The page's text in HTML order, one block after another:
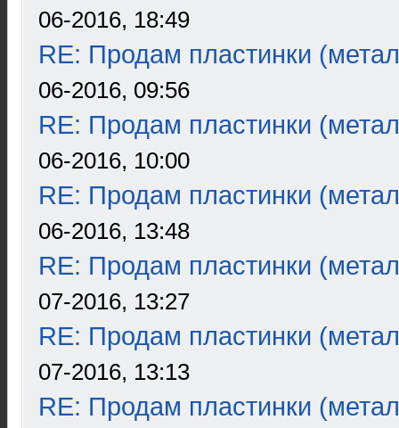
06-2016, 18:49
RE: Продам пластинки
06-2016, 09:56
RE: Продам пластинки
06-2016, 10:00
RE: Продам пластинки
06-2016, 13:48
RE: Продам пластинки
07-2016, 13:27
RE: Продам пластинки
07-2016, 13:13
RE: Продам пластинки